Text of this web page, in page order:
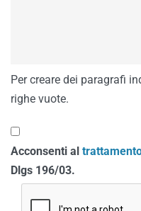
Per creare dei paragrafi
righe vuote.
Acconsenti al
Dlgs 196/03.